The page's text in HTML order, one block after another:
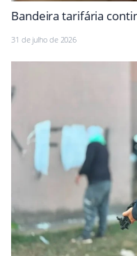
Bandeira tarifária
31 de julho de 2026